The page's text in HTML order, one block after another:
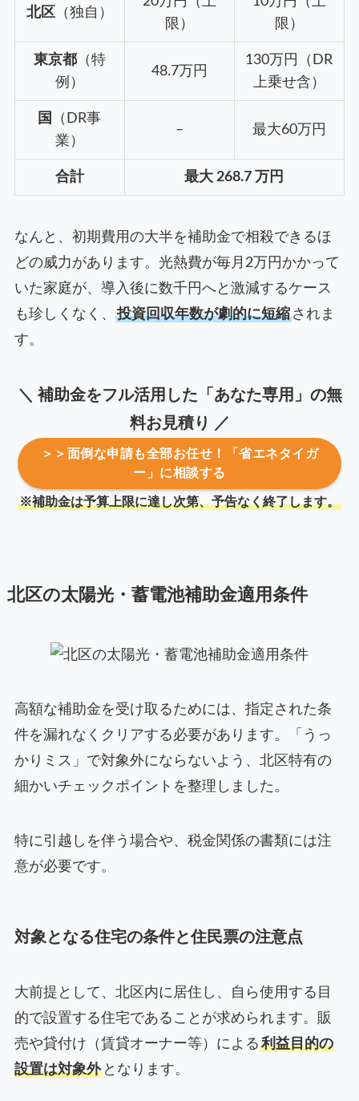
北区 （独自）
限）
限）
東京都（特
例）
48.7万円
130万円（DR
上乗せ含）
国
（DR事
業）
– 最大60万円
合計 最大 268.7 万円
なんと、初期費用の大半を補助金で相殺できるほ
どの威力があります。光熱費が毎月2万円かかって
いた家庭が、導入後に数千円へと激減するケース
も珍しくなく、
投資回収年数が劇的に短縮されま
す。
＼ 補助金をフル活用した「あなた専用」の無
料お見積り ／
＞＞面倒な申請も全部お任せ！「省エネタイガ
ー」に相談する
※補助金は予算上限に達し次第、予告なく終了します。
北区の太陽光・蓄電池補助金適用条件
高額な補助金を受け取るためには、指定された条
件を漏れなくクリアする必要があります。「うっ
かりミス」で対象外にならないよう、北区特有の
細かいチェックポイントを整理しました。
特に引越しを伴う場合や、税金関係の書類には注
意が必要です。
対象となる住宅の条件と住民票の注意点
大前提として、北区内に居住し、自ら使用する目
的で設置する住宅であることが求められます。販
売や貸付け（賃貸オーナー等）による 利益目的の
設置は対象外となります。